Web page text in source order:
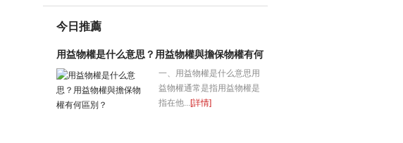
今日推薦
用益物權是什么意思？用益物權與擔保物權有何
區別？
一、用益物權是什么意思用
益物權通常是指用益物權是
指在他...[詳情]